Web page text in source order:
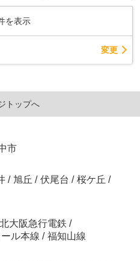
を表示
変更
トップへ
市
/ 旭丘 / 伏尾台 / 桜ケ丘 /
北大阪急行電鉄 /
ル本線 / 福知山線